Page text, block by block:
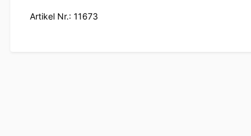
Artikel Nr.: 11673